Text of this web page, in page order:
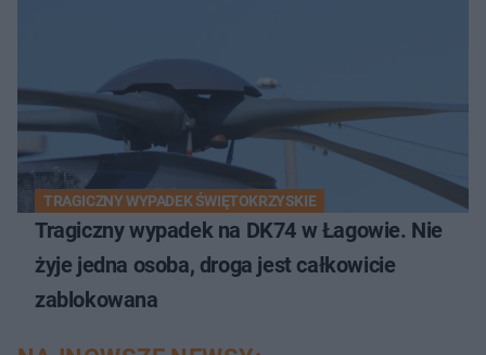
TRAGICZNY WYPADEK ŚWIĘTOKRZYSKIE
Tragiczny wypadek na DK74 w Łagowie. Nie
żyje jedna osoba, droga jest całkowicie
zablokowana